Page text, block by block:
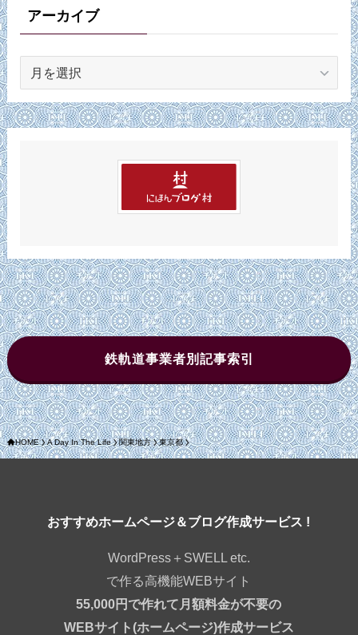
ーアーカイブ
カ
イ
鉄軌道事業者別記事索引
HOME A Day In The Life 関東地方 東京都
おすすめホームページ＆ブログ作成サービス !
WordPress＋SWELL etc.
で作る高機能WEBサイト
55,000円で作れて月額料金が不要の
WEBサイト(ホームページ)作成サービス